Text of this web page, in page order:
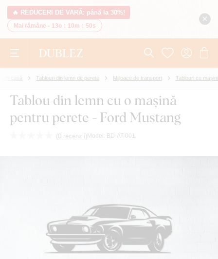
🔥 REDUCERI DE VARĂ: până la 30%!
Mai rămâne - 13o : 10m : 50s
casă Tablouri din lemn de perete Mijloace de transport Tablouri cu mașini
Tablou din lemn cu o mașină
pentru perete - Ford Mustang
(0 recenzii) Model: BD-AT-001